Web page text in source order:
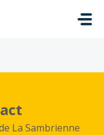
La Sambrienne